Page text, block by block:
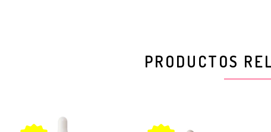
PRODUCTOS